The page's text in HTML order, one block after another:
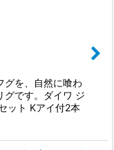
グを、自然に喰わ
グです。ダイワ ジ
ット Kアイ付2本